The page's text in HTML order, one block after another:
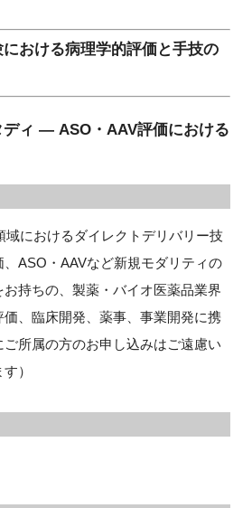
おける病理学的評価と手技の
ィ — ASO・AAV評価における
域におけるダイレクトデリバリー技
ASO・AAVなど新規モダリティの
持ちの、製薬・バイオ医薬品業界
、臨床開発、薬事、事業開発に携
所属の方のお申し込みはご遠慮い
）